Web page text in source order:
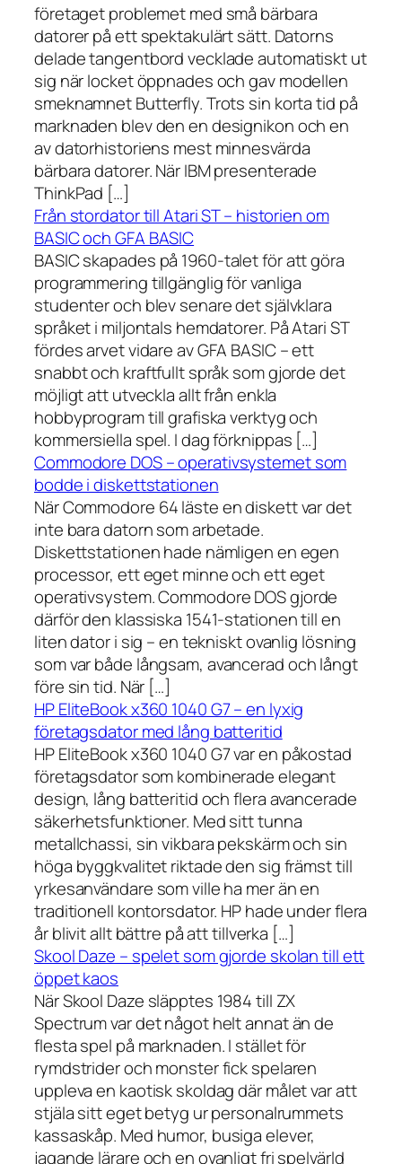
företaget problemet med små bärbara
datorer på ett spektakulärt sätt. Datorns
delade tangentbord vecklade automatiskt ut
sig när locket öppnades och gav modellen
smeknamnet Butterfly. Trots sin korta tid på
marknaden blev den en designikon och en
av datorhistoriens mest minnesvärda
bärbara datorer. När IBM presenterade
ThinkPad […]
Från stordator till Atari ST – historien om
BASIC och GFA BASIC
BASIC skapades på 1960-talet för att göra
programmering tillgänglig för vanliga
studenter och blev senare det självklara
språket i miljontals hemdatorer. På Atari ST
fördes arvet vidare av GFA BASIC – ett
snabbt och kraftfullt språk som gjorde det
möjligt att utveckla allt från enkla
hobbyprogram till grafiska verktyg och
kommersiella spel. I dag förknippas […]
Commodore DOS – operativsystemet som
bodde i diskettstationen
När Commodore 64 läste en diskett var det
inte bara datorn som arbetade.
Diskettstationen hade nämligen en egen
processor, ett eget minne och ett eget
operativsystem. Commodore DOS gjorde
därför den klassiska 1541-stationen till en
liten dator i sig – en tekniskt ovanlig lösning
som var både långsam, avancerad och långt
före sin tid. När […]
HP EliteBook x360 1040 G7 – en lyxig
företagsdator med lång batteritid
HP EliteBook x360 1040 G7 var en påkostad
företagsdator som kombinerade elegant
design, lång batteritid och flera avancerade
säkerhetsfunktioner. Med sitt tunna
metallchassi, sin vikbara pekskärm och sin
höga byggkvalitet riktade den sig främst till
yrkesanvändare som ville ha mer än en
traditionell kontorsdator. HP hade under flera
år blivit allt bättre på att tillverka […]
Skool Daze – spelet som gjorde skolan till ett
öppet kaos
När Skool Daze släpptes 1984 till ZX
Spectrum var det något helt annat än de
flesta spel på marknaden. I stället för
rymdstrider och monster fick spelaren
uppleva en kaotisk skoldag där målet var att
stjäla sitt eget betyg ur personalrummets
kassaskåp. Med humor, busiga elever,
jagande lärare och en ovanligt fri spelvärld